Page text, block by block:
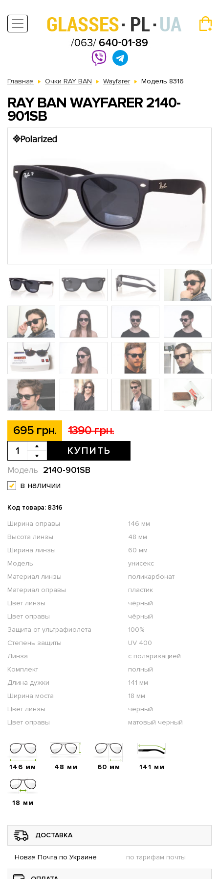
Главная Очки RAY BAN Wayfarer Модель 8316
RAY BAN WAYFARER 2140-
901SB
695 грн. 1390 грн.
КУПИТЬ
2140-901SB
Модель
в наличии
Код товара: 8316
Ширина оправы
146 мм
Высота линзы
48 мм
Ширина линзы
60 мм
Модель
унисекс
Материал линзы
поликарбонат
Материал оправы
пластик
Цвет линзы
чёрный
Цвет оправы
чёрный
Защита от ультрафиолета
100%
Степень защиты
UV 400
Линза
с поляризацией
Комплект
полный
Длина дужки
141 мм
Ширина моста
18 мм
Цвет линзы
черный
Цвет оправы
матовый черный
146 мм 48 мм 60 мм 141 мм
18 мм
ДОСТАВКА
Новая Почта по Украине по тарифам почты